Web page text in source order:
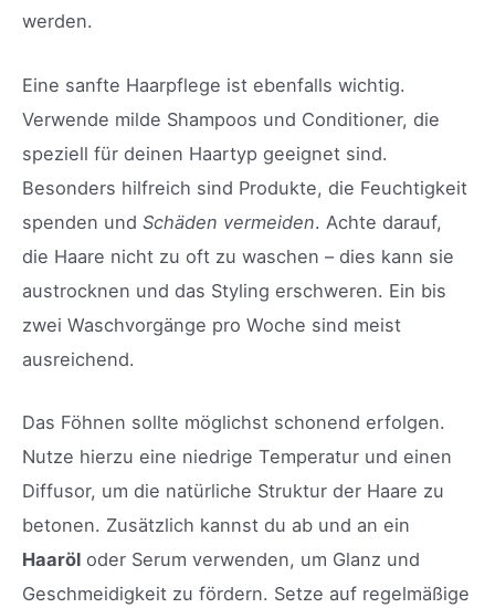
werden.
Eine sanfte Haarpflege ist ebenfalls wichtig.
Verwende milde Shampoos und Conditioner, die
speziell für deinen Haartyp geeignet sind.
Besonders hilfreich sind Produkte, die Feuchtigkeit
spenden und Schäden vermeiden. Achte darauf,
die Haare nicht zu oft zu waschen – dies kann sie
austrocknen und das Styling erschweren. Ein bis
zwei Waschvorgänge pro Woche sind meist
ausreichend.
Das Föhnen sollte möglichst schonend erfolgen.
Nutze hierzu eine niedrige Temperatur und einen
Diffusor, um die natürliche Struktur der Haare zu
betonen. Zusätzlich kannst du ab und an ein
Haaröl oder Serum verwenden, um Glanz und
Geschmeidigkeit zu fördern. Setze auf regelmäßige